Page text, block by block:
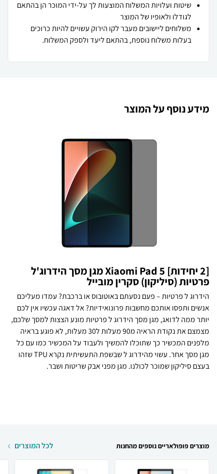
שיטות ועלויות המשלוח המוצעות לך על-ידי המוכר הן בהתאם
לגודלו ולאופיו של המוצר
משלוחים ליישובים מעבר לקו הירוק עשויים להיות כרוכים
בעלות משלוח נוספת, בהתאם ליעד ולספק המשלוח.
מידע נוסף על המוצר
[2 יחידות] Xiaomi Pad 5 מגן מסך הידרוג'ל
פרטיות (סיליקון) סקרין מובייל
הידרוג ל פרטיות – פעם נסעתם באוטובוס או ברכבת? עמדו מעליכם
אנשים ותפסו אותכם מחשבות פרונואידיות? אל דאגה עכשיו אין לכם
יותר ממה לדואג, מגן מסך הידרוג ל פרטיות מונע הצצות למסך שלכם,
מצמצם את נקודת הראיה מ90 מעלות ל30 מעלות, לא פוגע בראיה
מלפנים המכשיר כך שתוכלו להמשיך ולעבוד על המכשיר כמו עם כל
מגן מסך אחר. עשוי מהידרוג ל שבשפת התעשיתית נקרא TPU שזהו
בעצם סיליקון שמוכר לכולנו. מגן מפני אבק שריטות ושבר.
מוצרים פופולאריים נוספים מהחנות לכל המוצרים